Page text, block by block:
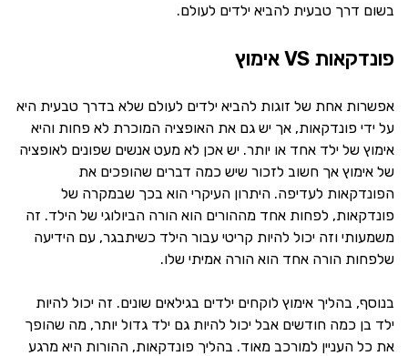
בשום דרך טבעית להביא ילדים לעולם.
פונדקאות VS אימוץ
אפשרות אחת של זוגות להביא ילדים לעולם שלא בדרך טבעית היא
על ידי פונדקאות, אך יש גם את האופציה המוכרת לא פחות והיא
אימוץ של ילד אחד או יותר. יש אכן לא מעט אנשים שפונים לאופציה
של אימוץ אך חשוב לזכור שיש כמה דברים שהופכים את
הפונדקאות לעדיפה. היתרון העיקרי הוא בכך שבמקרה של
פונדקאות, לפחות אחד מההורים הוא הורה הביולוגי של הילד. זה
משמעותי וזה יכול להיות קריטי עבור הילד כשיתבגר, עם הידיעה
שלפחות הורה אחד הוא הורה אמיתי שלו.
בנוסף, בהליך אימוץ לוקחים ילדים בגילאים שונים. זה יכול להיות
ילד בן כמה חודשים אבל יכול להיות גם ילד גדול יותר, מה שהופך
את כל העניין למורכב מאוד. בהליך פונדקאות, ההורות היא מרגע